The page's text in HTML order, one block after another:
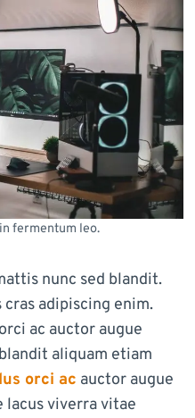
fermentum leo.
nunc sed blandit.
adipiscing enim.
ac auctor augue
aliquam etiam
orci ac auctor augue
lacus viverra vitae